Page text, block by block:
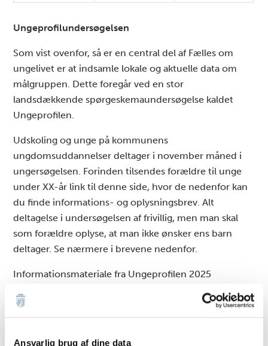
Ansvarlig brug af dine data
Ungeprofilundersøgelsen
Som vist ovenfor, så er en central del af Fælles om
ungelivet er at indsamle lokale og aktuelle data om
målgruppen. Dette foregår ved en stor
landsdækkende spørgeskemaundersøgelse kaldet
Ungeprofilen.
Udskoling og unge på kommunens
ungdomsuddannelser deltager i november måned i
ungersøgelsen. Forinden tilsendes forældre til unge
under XX-år link til denne side, hvor de nedenfor kan
du finde informations- og oplysningsbrev. Alt
deltagelse i undersøgelsen af frivillig, men man skal
som forældre oplyse, at man ikke ønsker ens barn
deltager. Se nærmere i brevene nedenfor.
Informationsmateriale fra Ungeprofilen 2025
Informationsbrev – Ungeprofilen 2026 – Elever